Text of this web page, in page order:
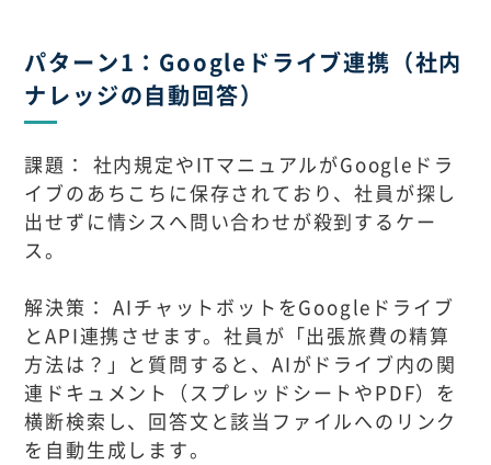
パターン1：Googleドライブ連携（社内
ナレッジの自動回答）
課題： 社内規定やITマニュアルがGoogleドラ
イブのあちこちに保存されており、社員が探し
出せずに情シスへ問い合わせが殺到するケー
ス。
解決策： AIチャットボットをGoogleドライブ
とAPI連携させます。社員が「出張旅費の精算
方法は？」と質問すると、AIがドライブ内の関
連ドキュメント（スプレッドシートやPDF）を
横断検索し、回答文と該当ファイルへのリンク
を自動生成します。